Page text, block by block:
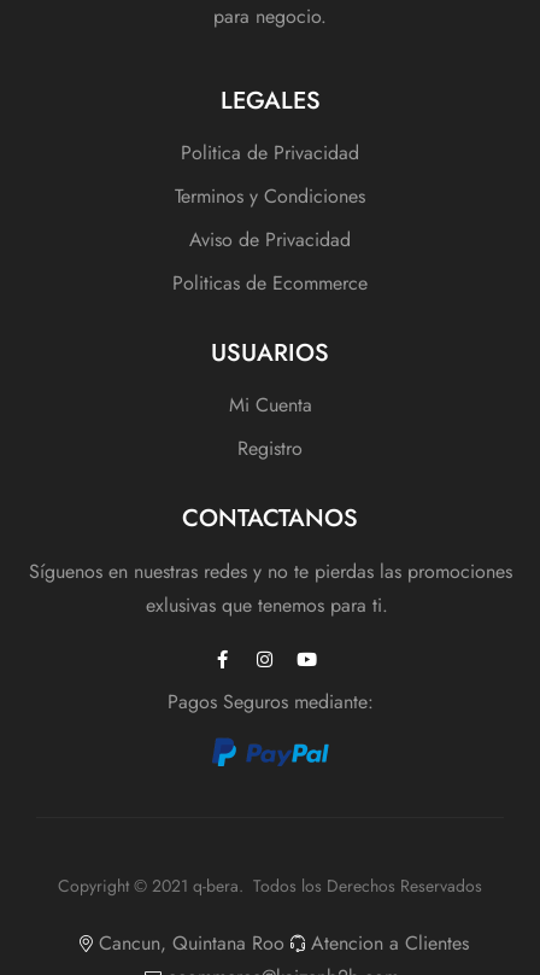
para negocio.
LEGALES
Politica de Privacidad
Terminos y Condiciones
Aviso de Privacidad
Politicas de Ecommerce
USUARIOS
Mi Cuenta
Registro
CONTACTANOS
Síguenos en nuestras redes y no te pierdas las promociones
exlusivas que tenemos para ti.
Pagos Seguros mediante:
Copyright © 2021 q-bera. Todos los Derechos Reservados
Cancun, Quintana Roo
Atencion a Clientes